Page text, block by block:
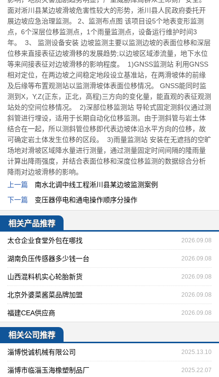
面对淅川县某边坡滑坡危害性较大的形势，淅川县人民政府委托开
展边坡应急治理监测。 2、监测布点图 该项目设5个地表变形监测
点，6个深层位移监测点，1个雨量监测点，设备运行维护时间3
年。 3、 监测设备安装 边坡监测主要以监测边坡的表面位移和深层
位移来直接表征边坡滑移的发展趋势;以边坡区域渗流量，地下水位
等来间接表征对边坡滑移的影响程度。 1)GNSS监测站 利用GNSS
相对定位，在两边坡之间稳定地段设立基准站，在两滑坡体的前缘
及后缘等布置观测站以监测滑坡体表面位移情况。 GNSS能同时监
测到X，Y,Z(正东，正北，高程)三方向的变化量，能直观的表征观测
站处的空间位移情况。 2)深部位移监测站 导轮式固定测斜仪通过测
斜管进行埋设，适用于长期自动化位移监测。由于测斜管与岩土体
结合在一起，所以测斜管位移即代表边坡体沿水平方向的位移，故
可确定岩土体发生位移的区段。 3)雨量监测站 安装在无遮挡的空旷
场地对滑坡区域降水量进行测量，通过测量固定时间间隔的隆雨量
计算出降雨强度，并结合表面位移和深度位移监测的数据综合分析
降雨对边坡滑移的影响。
上一篇 南水北调中线工程淅川县某边坡监测案例
下一篇 变压器停电和通电操作顺序分操作
相关产品推荐
太仓企业食堂外包在哪找 2026.09.08
湖南负压传感器多少钱一台 2026.09.08
山西混料机实心轮胎新货 2026.09.08
北京外婆菜酱菜品牌加盟 2026.09.08
福建CEA供应商 2026.09.08
相关公司推荐
淄博悦诚机械有限公司 2025.13.10
淄博市临淄玉海橡塑制品厂 2025.22.07